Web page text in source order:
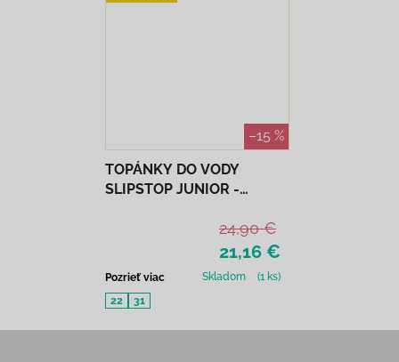
–15 %
TOPÁNKY DO VODY
SLIPSTOP JUNIOR -
21,16 €
24,90 €
Pozrieť viac Skladom
(1 ks)
22
31